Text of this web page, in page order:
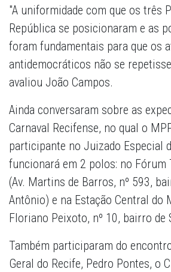
"A uniformidade com que os três
República se posicionaram e as
foram fundamentais para que os
antidemocráticos não se
avaliou João Campos.
Ainda conversaram sobre as
Carnaval Recifense, no qual o
participante no Juizado Especial
funcionará em 2 polos: no Fórum
(Av. Martins de Barros, nº 593,
Antônio) e na Estação Central do
Floriano Peixoto, nº 10, bairro de
Também participaram do
Geral do Recife, Pedro Pontes, o